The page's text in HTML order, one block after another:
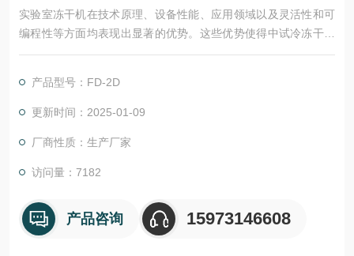
实验室冻干机在技术原理、设备性能、应用领域以及灵活性和可
编程性等方面均表现出显著的优势。这些优势使得中试冷冻干燥
机在生物医药、化工原料、食品工业以及中药材处理等领域得到
产品型号：FD-2D
更新时间：2025-01-09
厂商性质：生产厂家
访问量：7182
产品咨询 15973146608